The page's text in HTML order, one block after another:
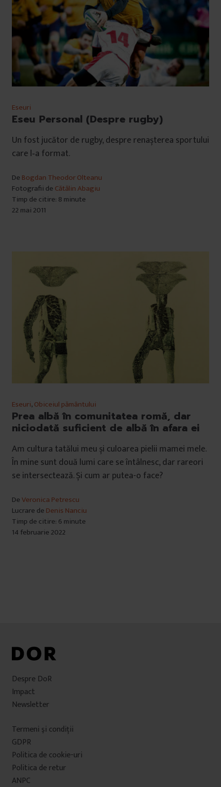
Eseuri
Eseu Personal (Despre rugby)
Un fost jucător de rugby, despre renașterea sportului
care l‑a format.
De Bogdan Theodor Olteanu
Fotografii de Cătălin Abagiu
Timp de citire: 8 minute
22 mai 2011
Eseuri,Obiceiul pământului
Prea albă în comunitatea romă, dar
niciodată suficient de albă în afara ei
Am cultura tatălui meu și culoarea pielii mamei mele.
În mine sunt două lumi care se întâlnesc, dar rareori
se intersectează. Și cum ar putea-o face?
DeVeronica Petrescu
Lucrare de Denis Nanciu
Timp de citire: 6 minute
14 februarie 2022
Despre DoR
Impact
Newsletter
Termeni şi condiţii
GDPR
Politica de cookie-uri
Politica de retur
ANPC